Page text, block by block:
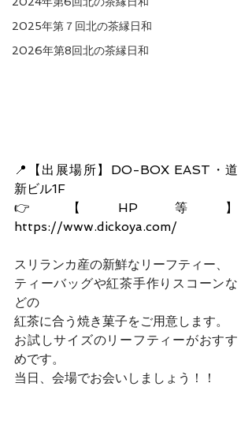
2025年第７回北の茶縁日和
2026年第8回北の茶縁日和
📍【出展場所】DO-BOX EAST・道
新ビル1F
👉【HP等】
https://www.dickoya.com/
スリランカ産の新鮮なリーフティー、
ティーバッグや紅茶手作りスコーンな
どの
紅茶に合う焼き菓子をご用意します。
お試しサイズのリーフティーがおすす
めです。
当日、会場でお会いしましょう！！